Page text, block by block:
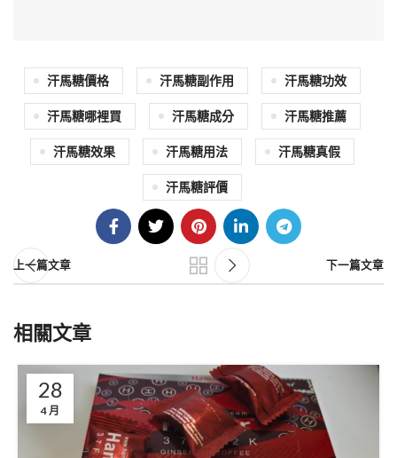
汗馬糖價格 汗馬糖副作用 汗馬糖功效
汗馬糖哪裡買 汗馬糖成分 汗馬糖推薦
汗馬糖效果 汗馬糖用法 汗馬糖真假
汗馬糖評價
上一篇文章 下一篇文章
相關文章
28
4 月